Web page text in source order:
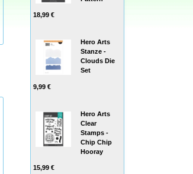
18,99 €
Hero Arts
Stanze -
Clouds Die
Set
9,99 €
Hero Arts
Clear
Stamps -
Chip Chip
Hooray
15,99 €